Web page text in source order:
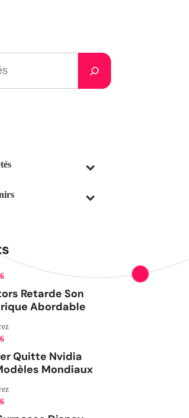
Retarde Son
Abordable
Quitte Nvidia
Mondiaux